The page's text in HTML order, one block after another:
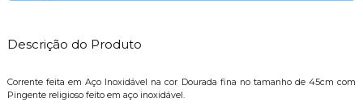
Descrição do Produto
Corrente feita em Aço Inoxidável na cor Dourada fina no tamanho de 45cm com
Pingente religioso feito em aço inoxidável.